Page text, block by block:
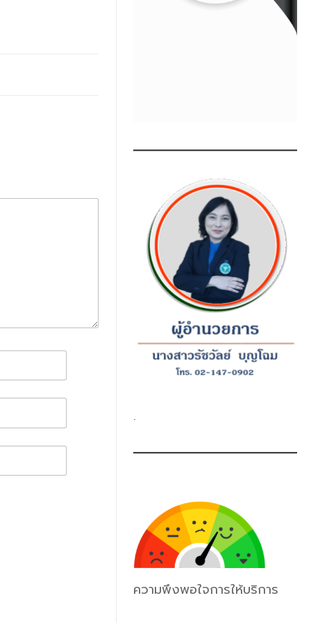
.
ความพึงพอใจการให้บริการ